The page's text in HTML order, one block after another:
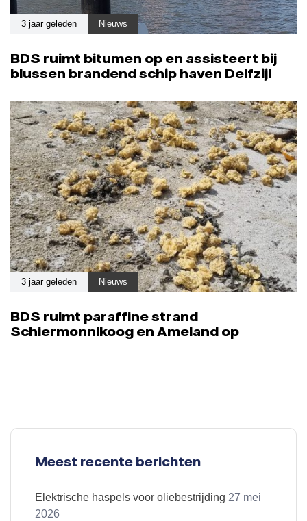
3 jaar geleden Nieuws
BDS ruimt bitumen op en assisteert bij
blussen brandend schip haven Delfzijl
3 jaar geleden Nieuws
BDS ruimt paraffine strand
Schiermonnikoog en Ameland op
Meest recente berichten
Elektrische haspels voor oliebestrijding 27 mei
2026